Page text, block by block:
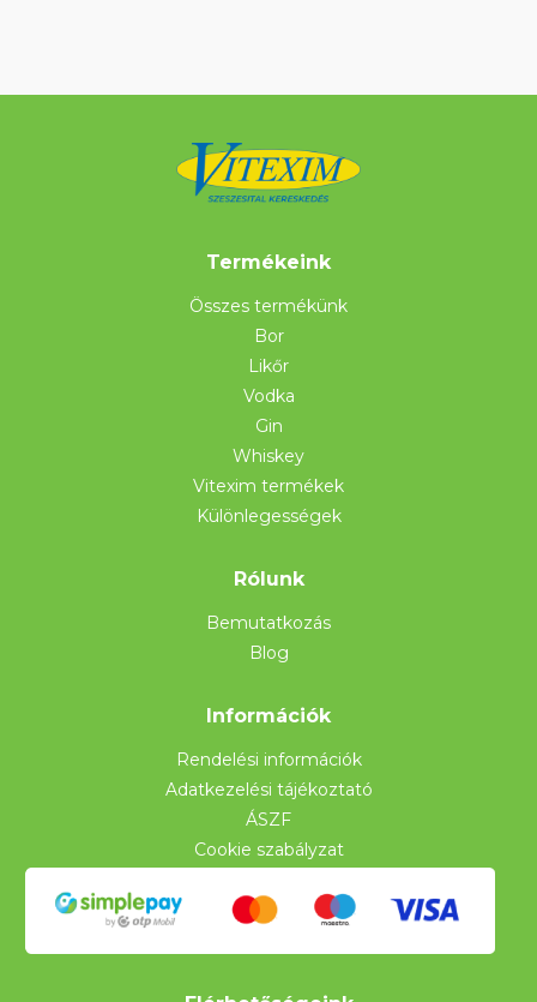
Termékeink
Összes termékünk
Bor
Likőr
Vodka
Gin
Whiskey
Vitexim termékek
Különlegességek
Rólunk
Bemutatkozás
Blog
Információk
Rendelési információk
Adatkezelési tájékoztató
ÁSZF
Cookie szabályzat